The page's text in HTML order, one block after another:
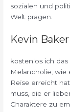
sozialen und
Welt prägen.
Kevin
kostenlos ich
Melancholie, wie
Reise erreicht
muss, die er
Charaktere zu